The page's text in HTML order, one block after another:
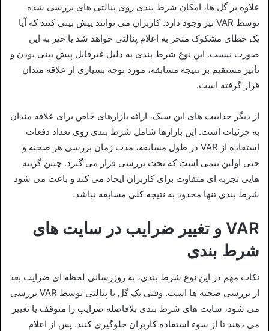
علاوه بر گل‌ ها، امکان شرط‌ بندی روی پنالتی‌ های بررسی‌ شده
توسط VAR نیز وجود دارد. کاربران می‌ توانند پیش‌ بینی کنند که آیا
یک خطای مشکوک منجر به اعلام پنالتی خواهد شد یا خیر به این
صورت نیست. این نوع شرط‌ بندی به دلیل غیرقابل پیش‌ بینی بودن و
تأثیر مستقیم بر نتیجه مسابقه، مورد توجه بسیاری از علاقه‌ مندان
قرار گرفته است.
از دیگر جذابیت‌ های این سبک، ارائه بازارهای خاص برای علاقه‌ مندان
به جزئیات است. این بازارها شامل شرط‌ بندی روی تعداد دفعات
استفاده از VAR در طول مسابقه، مدت زمان بررسی هر صحنه و
حتی اولین تیمی است که تحت بررسی قرار می‌ گیرد. چنین گزینه‌
هایی تجربه‌ ای متفاوت برای کاربران ایجاد می‌ کند و باعث می‌ شود
شرط‌ بندی تنها محدود به نتیجه کلی مسابقه نباشد.
VAR و تغییر ضرایب در سایت های
شرط بندی
نکات مهم در این نوع شرط‌ بندی، به‌ روزرسانی لحظه‌ ای ضرایب بعد
از بررسی صحنه‌ ها است. وقتی یک گل یا پنالتی توسط VAR بررسی
می‌ شود، سایت‌ های شرط‌ بندی بلافاصله ضرایب را متوقف یا تغییر
می‌ دهند تا از سوء استفاده کاربران جلوگیری کنند. پس از اعلام